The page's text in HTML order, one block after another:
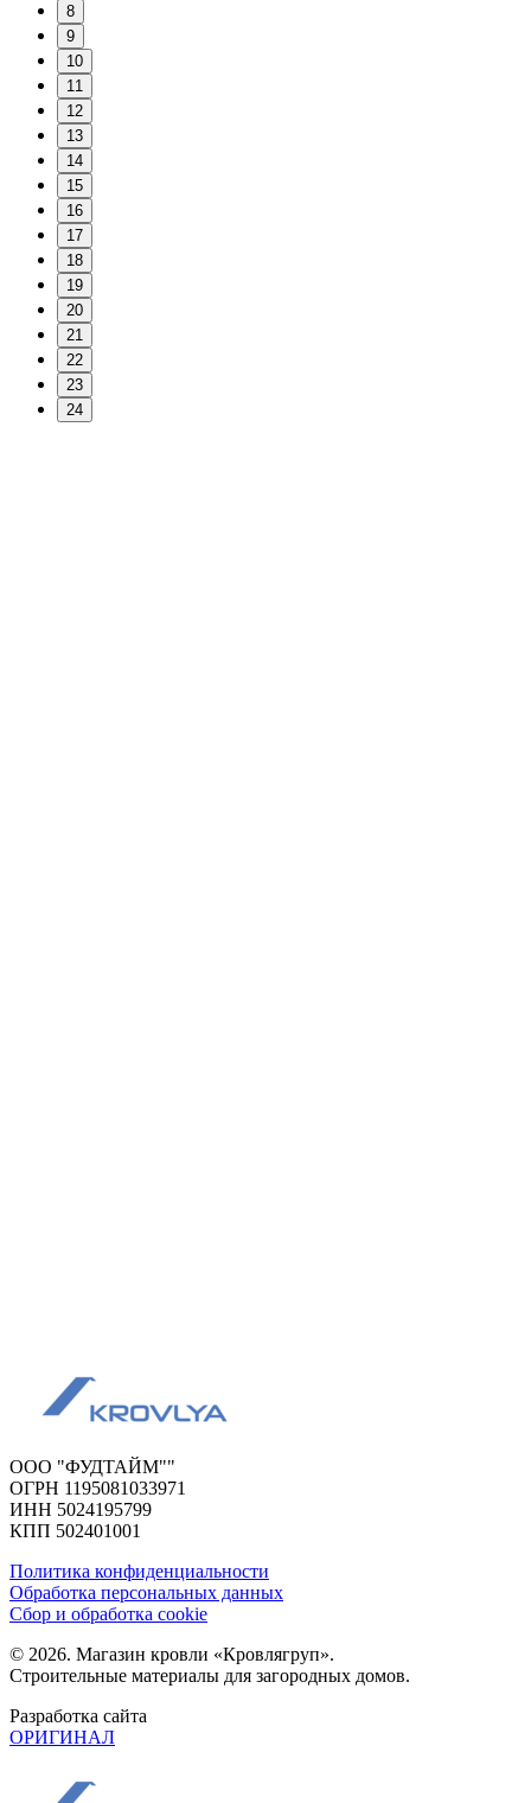
8
9
10
11
12
13
14
15
16
17
18
19
20
21
22
23
24
ООО "ФУДТАЙМ""
ОГРН 1195081033971
ИНН 5024195799
КПП 502401001
Политика конфиденциальности
Обработка персональных данных
Сбор и обработка cookie
© 2026. Магазин кровли «Кровлягруп».
Строительные материалы для загородных домов.
Разработка сайта
ОРИГИНАЛ